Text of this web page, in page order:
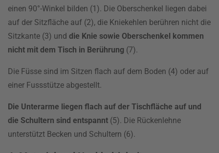
einen 90°-Winkel bilden (1). Die Oberschenkel liegen dabei
auf der Sitzfläche auf (2), die Kniekehlen berühren nicht die
Sitzkante (3) und die Knie sowie Oberschenkel kommen
nicht mit dem Tisch in Berührung (7).
Die Füsse sind im Sitzen flach auf dem Boden (4) oder auf
einer Fussstütze abgestellt.
Die Unterarme liegen flach auf der Tischfläche auf und
die Schultern sind entspannt (5). Die Rückenlehne
unterstützt Becken und Schultern (6).